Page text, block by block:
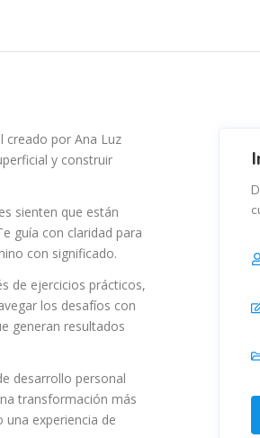
creado por Ana Luz
y construir
sienten que están
guía con claridad para
con significado.
de ejercicios prácticos,
los desafíos con
generan resultados
desarrollo personal
transformación más
experiencia de